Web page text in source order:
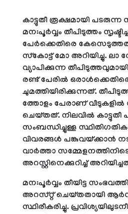
കാട്ടുതീ രൂക്ഷമായി
മന:പൂര്‍വ്വം തീപിടുത്തം
പേര്‍ക്കെതിരെ
സ്‌കോട്ട് മോ അറിയിച്ചു. ലാ
വ്യാപിക്കുന്ന
രണ്ട് പേരില്‍
ചുമത്തിയിരിക്കുന്നത്.
ത്തോളം പേരാണ് വീടുകളില്‍
ചെയ്തത്. നിലവില്‍ കാട്ടുതീ
സംബന്ധിച്ചുള്ള
വിവരങ്ങള്‍
വാര്‍ത്താ
അറസ്റ്റിനെക്കുറിച്ച്
മന:പൂര്‍വ്വം തീയിട്ട
അറസ്റ്റ് ചെയ്തതായി
സ്ഥിരീകരിച്ചു.